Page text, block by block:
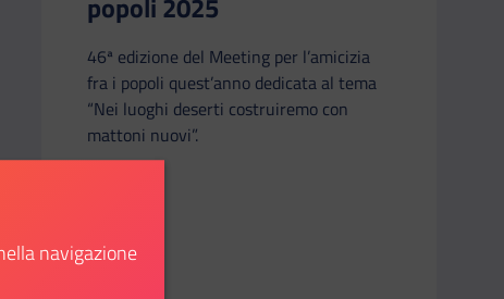
46ª edizione del Meeting per l’amicizia
fra i popoli quest’anno dedicata al tema
“Nei luoghi deserti costruiremo con
mattoni nuovi”.
navigazione